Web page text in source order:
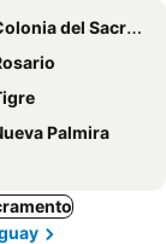
del Sacramento
Palmira